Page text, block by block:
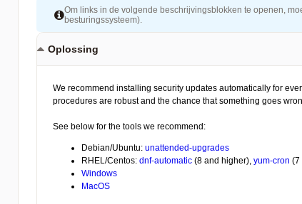
Om links in de volgende beschrijvingsblokken te openen,
besturingssysteem).
Oplossing